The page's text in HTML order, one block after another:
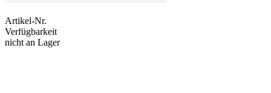
Artikel-Nr.
Verfügbarkeit
nicht an Lager